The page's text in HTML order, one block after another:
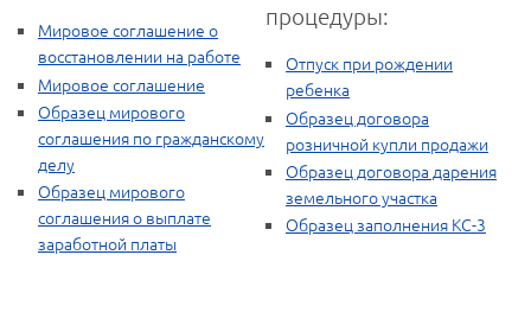
Мировое соглашение о
восстановлении на работе
Мировое соглашение
Образец мирового
соглашения по гражданскому
делу
Образец мирового
соглашения о выплате
заработной платы
процедуры:
Отпуск при рождении
ребенка
Образец договора
розничной купли продажи
Образец договора дарения
земельного участка
Образец заполнения КС-3